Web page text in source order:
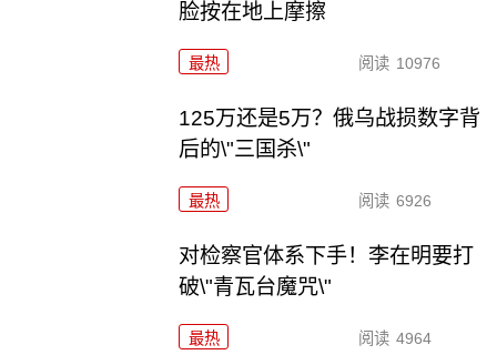
脸按在地上摩擦
最热 阅读 10976
125万还是5万？俄乌战损数字背
后的\"三国杀\"
最热 阅读 6926
对检察官体系下手！李在明要打
破\"青瓦台魔咒\"
最热 阅读 4964